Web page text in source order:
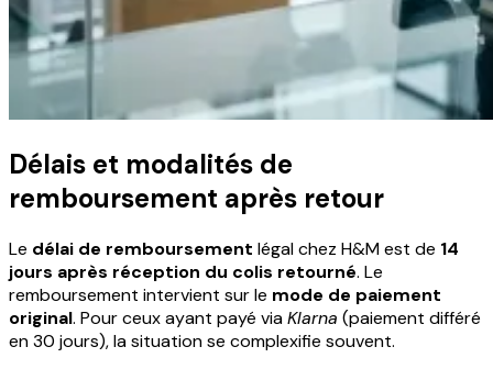
Délais et modalités de
remboursement après retour
Le délai de remboursement légal chez H&M est de 14
jours après réception du colis retourné. Le
remboursement intervient sur le mode de paiement
original. Pour ceux ayant payé viaKlarna (paiement différé
en 30 jours), la situation se complexifie souvent.